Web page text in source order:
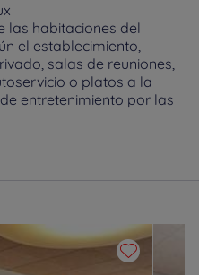
las habitaciones del
el establecimiento,
salas de reuniones,
o platos a la
entretenimiento por las